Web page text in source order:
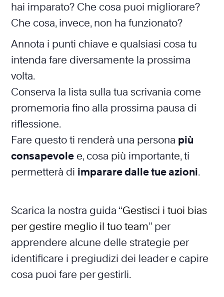
hai imparato? Che cosa puoi migliorare?
Che cosa, invece, non ha funzionato?
Annota i punti chiave e qualsiasi cosa tu
intenda fare diversamente la prossima
volta.
Conserva la lista sulla tua scrivania come
promemoria fino alla prossima pausa di
riflessione.
Fare questo ti renderà una persona più
consapevole e, cosa più importante, ti
permetterà di imparare dalle tue azioni.
Scarica la nostra guida “Gestisci i tuoi bias
per gestire meglio il tuo team” per
apprendere alcune delle strategie per
identificare i pregiudizi dei leader e capire
cosa puoi fare per gestirli.